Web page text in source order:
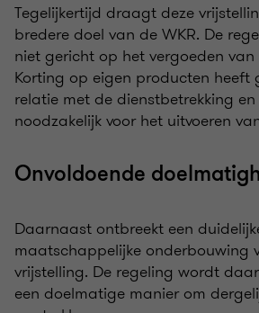
Tegelijkertijd draagt deze
bredere doel van de WKR. De
niet gericht op het vergoeden van
Korting op eigen producten heeft
relatie met de dienstbetrekking
noodzakelijk voor het uitvoeren
Onvoldoende
Daarnaast ontbreekt een
maatschappelijke onderbouwing
vrijstelling. De regeling wordt
een doelmatige manier om